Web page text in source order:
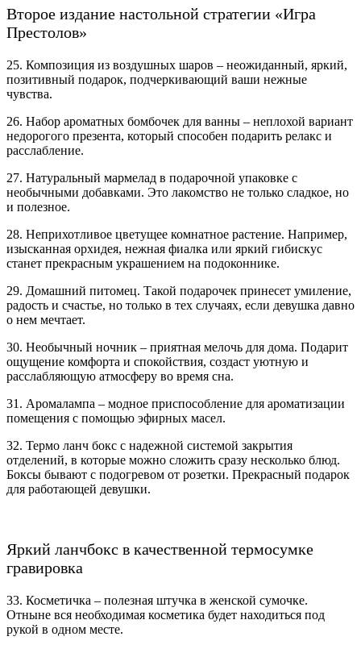
Второе издание настольной стратегии «Игра
Престолов»
25. Композиция из воздушных шаров – неожиданный, яркий,
позитивный подарок, подчеркивающий ваши нежные
чувства.
26. Набор ароматных бомбочек для ванны – неплохой вариант
недорогого презента, который способен подарить релакс и
расслабление.
27. Натуральный мармелад в подарочной упаковке с
необычными добавками. Это лакомство не только сладкое, но
и полезное.
28. Неприхотливое цветущее комнатное растение. Например,
изысканная орхидея, нежная фиалка или яркий гибискус
станет прекрасным украшением на подоконнике.
29. Домашний питомец. Такой подарочек принесет умиление,
радость и счастье, но только в тех случаях, если девушка давно
о нем мечтает.
30. Необычный ночник – приятная мелочь для дома. Подарит
ощущение комфорта и спокойствия, создаст уютную и
расслабляющую атмосферу во время сна.
31. Аромалампа – модное приспособление для ароматизации
помещения с помощью эфирных масел.
32. Термо ланч бокс с надежной системой закрытия
отделений, в которые можно сложить сразу несколько блюд.
Боксы бывают с подогревом от розетки. Прекрасный подарок
для работающей девушки.
Яркий ланчбокс в качественной термосумке
гравировка
33. Косметичка – полезная штучка в женской сумочке.
Отныне вся необходимая косметика будет находиться под
рукой в одном месте.